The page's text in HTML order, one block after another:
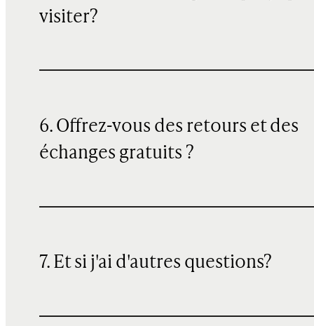
visiter?
6. Offrez-vous des retours et des
échanges gratuits ?
7. Et si j'ai d'autres questions?